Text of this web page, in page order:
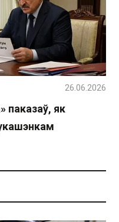
паказаў, як
26.06.2026